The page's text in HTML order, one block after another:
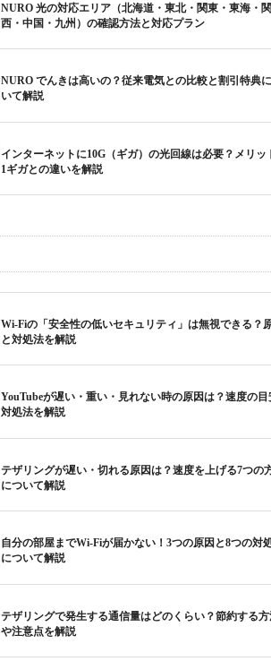
NURO 光の対応エリア（北海道・東北・関東・東海・
西・中国・九州）の確認方法と対応プラン
NURO でんきは高いの？従来電気との比較と割引特典
いて解説
インターネットに10G（ギガ）の光回線は必要？メリッ
1ギガとの違いを解説
Wi-Fiの「安全性の低いセキュリティ」は無視できる？
と対処法を解説
YouTubeが遅い・重い・見れない時の原因は？速度の目
対処法を解説
テザリングが遅い・切れる原因は？速度を上げる7つの
について解説
自分の部屋までWi-Fiが届かない！3つの原因と8つの対
について解説
テザリングで発生する通信量はどのくらい？節約する
や注意点を解説